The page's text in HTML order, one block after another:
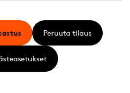
Peruuta tilaus